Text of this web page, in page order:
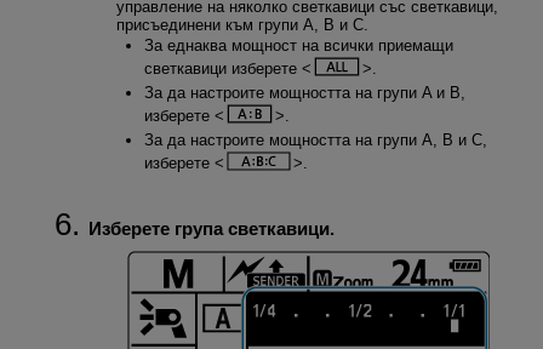
управление на няколко светкавици със светкавици,
присъединени към групи A, B и C.
За еднаква мощност на всички приемащи
светкавици изберете
.
За да настроите мощността на групи A и B,
изберете
.
За да настроите мощността на групи A, B и C,
изберете
.
Изберете група светкавици.